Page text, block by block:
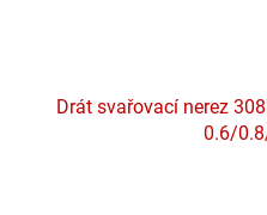
Drát svařovací nerez
0.6/